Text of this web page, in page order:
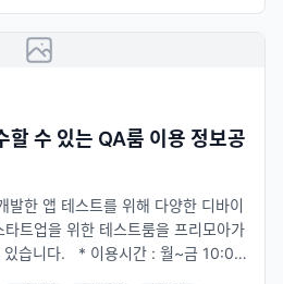
할 수 있는 QA룸 이용 정보공
한 앱 테스트를 위해 다양한 디바이
트업을 위한 테스트룸을 프리모아가
있습니다. * 이용시간 : 월~금 10:00